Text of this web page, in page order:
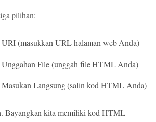
pilihan:
(masukkan URL halaman web Anda)
File (unggah file HTML Anda)
Langsung (salin kod HTML Anda)
Bayangkan kita memiliki kod HTML